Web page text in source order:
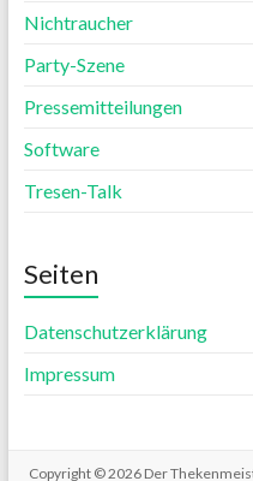
Nichtraucher
Party-Szene
Pressemitteilungen
Software
Tresen-Talk
Seiten
Datenschutzerklärung
Impressum
Copyright © 2026 Der